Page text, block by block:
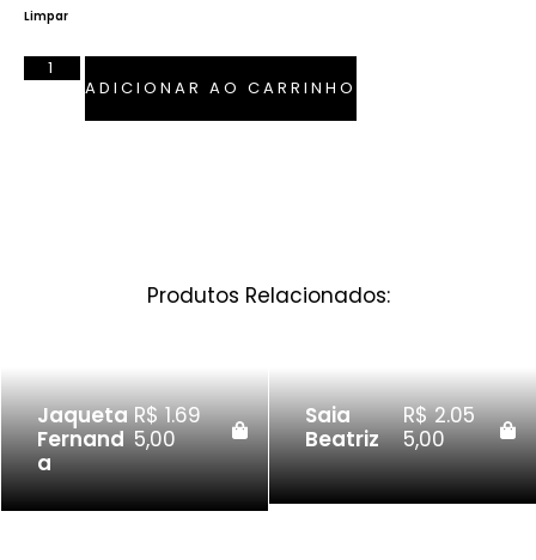
Limpar
ADICIONAR AO CARRINHO
Produtos Relacionados:
Jaqueta
Fernand
a
R$1.69
5,00
Saia
Beatriz
R$2.05
5,00